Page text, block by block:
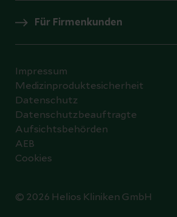
Für Firmenkunden
© 2026 Helios Kliniken GmbH
Impressum
Medizinproduktesicherheit
Datenschutz
Datenschutzbeauftragte
Aufsichtsbehörden
AEB
Cookies